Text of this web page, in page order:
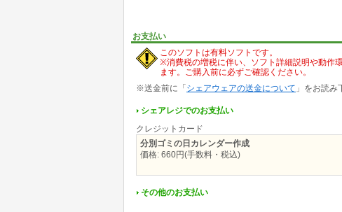
お支払い
このソフトは有料ソフトです。
※消費税の増税に伴い、ソフト詳細説明や動作
ます。ご購入前に必ずご確認ください。
※送金前に「シェアウェアの送金について 」をお読み
シェアレジでのお支払い
クレジットカード
分別ゴミの日カレンダー作成
価格: 660円(手数料・税込)
その他のお支払い